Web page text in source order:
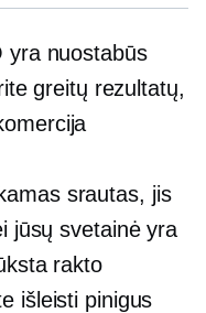
yra nuostabūs
greitų rezultatų,
srautas, jis
jūsų svetainė yra
rakto
išleisti pinigus